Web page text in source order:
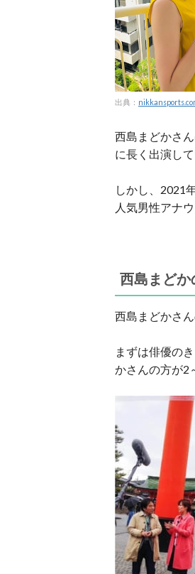
出典：
西島まどかさ
に長く出演し
しかし、2021
人気男性アナ
西島まどか
西島まどかさ
まずは俳優の
かさんの方が2